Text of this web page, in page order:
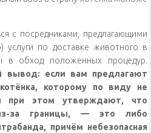
с посредниками, предлагающими
услуги по доставке животного в
в обход положенных процедур.
вывод: если вам предлагают
которому по виду не
при этом утверждают, что
за границы, — это либо
причём небезопасная